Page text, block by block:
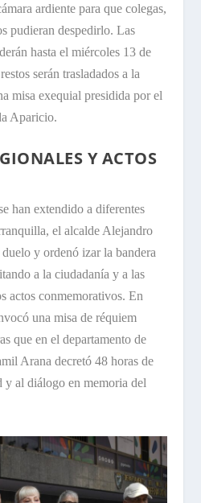
ardiente para que colegas,
pudieran despedirlo. Las
hasta el miércoles 13 de
serán trasladados a la
misa exequial presidida por el
Aparicio.
Y ACTOS
han extendido a diferentes
el alcalde Alejandro
y ordenó izar la bandera
a la ciudadanía y a las
actos conmemorativos. En
una misa de réquiem
que en el departamento de
Arana decretó 48 horas de
al diálogo en memoria del